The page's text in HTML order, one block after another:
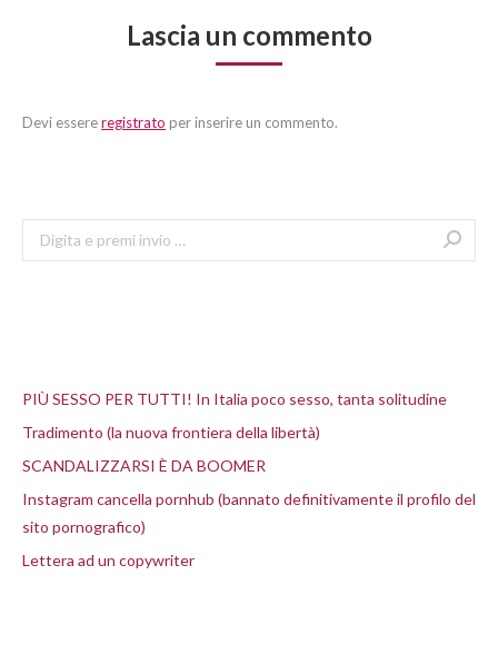
Lascia un commento
Devi essereregistrato per inserire un commento.
Search:
PIÙ SESSO PER TUTTI! In Italia poco sesso, tanta solitudine
Tradimento (la nuova frontiera della libertà)
SCANDALIZZARSI È DA BOOMER
Instagram cancella pornhub (bannato definitivamente il profilo del
sito pornografico)
Lettera ad un copywriter